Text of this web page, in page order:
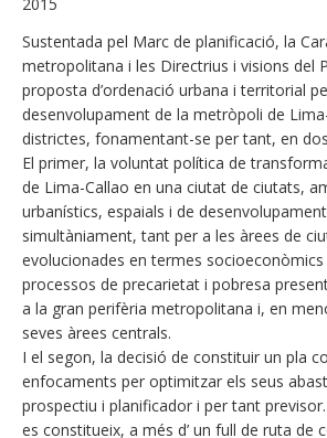
Sustentada pel Marc de planificació, la
metropolitana i les Directrius i visions del
proposta d’ordenació urbana i territorial
desenvolupament de la metròpoli de
districtes, fonamentant-se per tant, en
El primer, la voluntat política de
de Lima-Callao en una ciutat de ciutats,
urbanístics, espaials i de
simultàniament, tant per a les àrees de
evolucionades en termes
processos de precarietat i pobresa
a la gran perifèria metropolitana i, en
seves àrees centrals.
I el segon, la decisió de constituir un pla
enfocaments per optimitzar els seus
prospectiu i planificador i per tant
es constitueix, a més d’ un full de ruta de